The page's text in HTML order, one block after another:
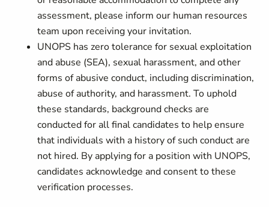
assessment, please inform our human resources
team upon receiving your invitation.
UNOPS has zero tolerance for sexual exploitation
and abuse (SEA), sexual harassment, and other
forms of abusive conduct, including discrimination,
abuse of authority, and harassment. To uphold
these standards, background checks are
conducted for all final candidates to help ensure
that individuals with a history of such conduct are
not hired. By applying for a position with UNOPS,
candidates acknowledge and consent to these
verification processes.